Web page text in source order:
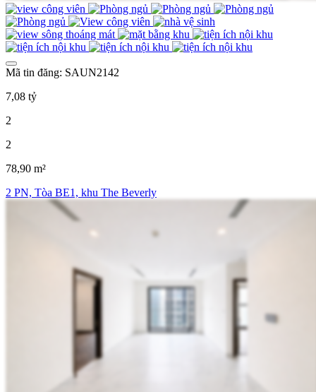
Mã tin đăng: SAUN2142
7,08 tỷ
2
2
78,90 m²
2 PN, Tòa BE1, khu The Beverly